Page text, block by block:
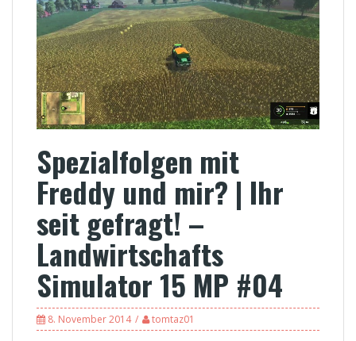
Spezialfolgen mit
Freddy und mir? | Ihr
seit gefragt! –
Landwirtschafts
Simulator 15 MP #04
8. November 2014 tomtaz01